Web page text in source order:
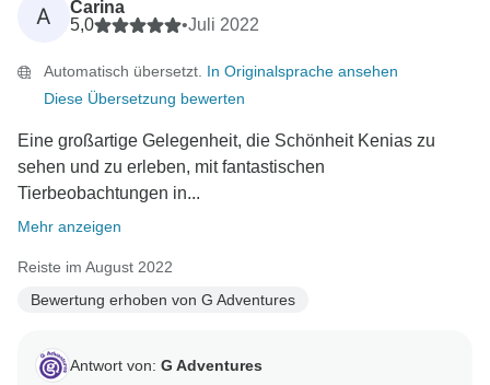
A
Carina
5,0
•Juli 2022
Automatisch übersetzt. In Originalsprache ansehen
Diese Übersetzung bewerten
Eine großartige Gelegenheit, die Schönheit Kenias zu
sehen und zu erleben, mit fantastischen
Tierbeobachtungen in...
Mehr anzeigen
Reiste im August 2022
Bewertung erhoben von G Adventures
Antwort von: G Adventures